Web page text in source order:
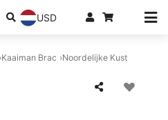
USD
Kaaiman Brac Noordelijke Kust